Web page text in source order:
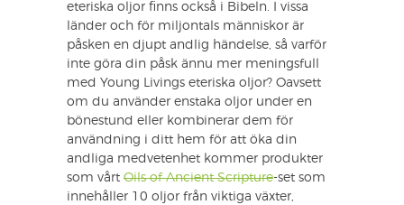
eteriska oljor finns också i Bibeln. I vissa
länder och för miljontals människor är
påsken en djupt andlig händelse, så varför
inte göra din påsk ännu mer meningsfull
med Young Livings eteriska oljor? Oavsett
om du använder enstaka oljor under en
bönestund eller kombinerar dem för
användning i ditt hem för att öka din
andliga medvetenhet kommer produkter
som vårt Oils of Ancient Scripture-set som
innehåller 10 oljor från viktiga växter,